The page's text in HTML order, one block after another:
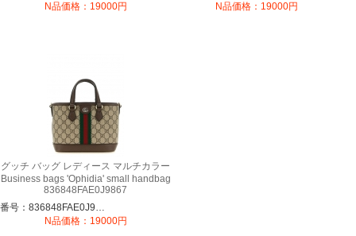
N品価格：19000円
N品価格：19000円
グッチ バッグ レディース マルチカラー
Business bags 'Ophidia' small handbag
836848FAE0J9867
番号：836848FAE0J9867
N品価格：19000円